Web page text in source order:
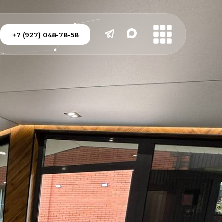
+7 (927) 048-78-58
+7 (927) 048-78-58